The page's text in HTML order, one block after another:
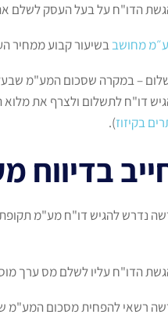
הדו"ח על בעל העסק לשלם
מחושבבשיעור קבוע ממחיר
– במקרה שסכום המע"מ שבעל
דו"ח לתשלום ולצרף את מלוא
בקיזוז).
בדיווח
נדרש להגיש דו"ח מע"מ
עליו לשלם מס ערך מוסף (מע"מ) העומד כיום
רשאי להפחית מסכום המע"מ